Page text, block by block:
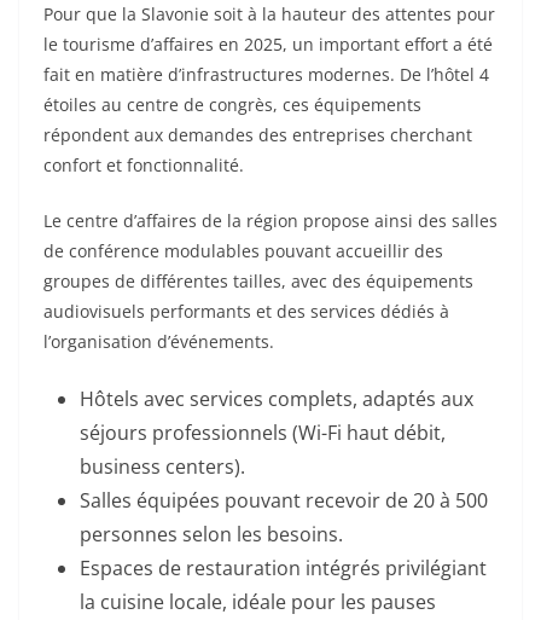
Pour que la Slavonie soit à la hauteur des attentes pour
le tourisme d’affaires en 2025, un important effort a été
fait en matière d’infrastructures modernes. De l’hôtel 4
étoiles au centre de congrès, ces équipements
répondent aux demandes des entreprises cherchant
confort et fonctionnalité.
Le centre d’affaires de la région propose ainsi des salles
de conférence modulables pouvant accueillir des
groupes de différentes tailles, avec des équipements
audiovisuels performants et des services dédiés à
l’organisation d’événements.
Hôtels avec services complets, adaptés aux
séjours professionnels (Wi-Fi haut débit,
business centers).
Salles équipées pouvant recevoir de 20 à 500
personnes selon les besoins.
Espaces de restauration intégrés privilégiant
la cuisine locale, idéale pour les pauses